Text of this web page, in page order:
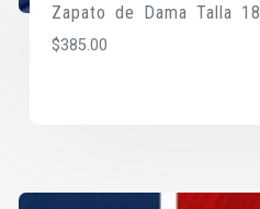
Zapato de Dama Talla 18
$385.00